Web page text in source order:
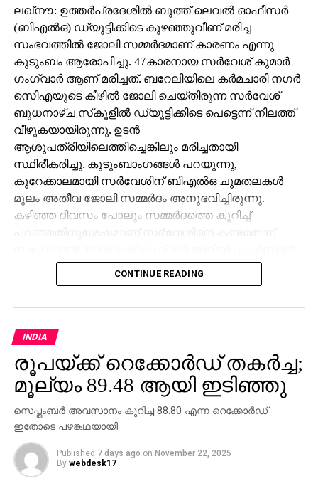
ലഖ്‌നൗ: ഉത്തര്‍പ്രദേശില്‍ ബൂത്ത് ലെവല്‍ ഓഫീസര്‍
(ബിഎല്‍ഒ) ഡ്യൂട്ടിക്കിടെ കുഴഞ്ഞുവീണ് മരിച്ച
സംഭവത്തില്‍ ജോലി സമ്മര്‍ദമാണ് കാരണം എന്നു
കുടുംബം ആരോപിച്ചു. 47കാരനായ സര്‍വേശ് കുമാര്‍
ഗംഗ്വാര്‍ ആണ് മരിച്ചത്. ബറേലിയിലെ കര്‍മചാരി നഗര്‍
സിെഎയുടെ കീഴില്‍ ജോലി ചെയ്തിരുന്ന സര്‍വേശ്
ബുധനാഴ്ച സ്‌കൂളില്‍ ഡ്യൂട്ടിക്കിടെ പെട്ടെന്ന് നിലത്ത്
വീഴുകയായിരുന്നു. ഉടന്‍
ആശുപത്രിയിലെത്തിച്ചെങ്കിലും മരിച്ചതായി
സ്ഥിരീകരിച്ചു. കുടുംബാംഗങ്ങള്‍ പറയുന്നു,
കുറേക്കാലമായി സര്‍വേശിന് ബിഎല്‍ഒ ചുമതലകള്‍
മൂലം അതീവ ജോലി സമ്മര്‍ദം അനുഭവിച്ചിരുന്നു.
കഴിഞ്ഞ ദിവസം പോലും സമ്മര്‍ദത്തെ കുറിച്ച്
ജോലി സമ്മര്‍ദമാണ് മരണകാരണമെന്ന് കുടുംബം
ആരോപിച്ചിട്ടും അത് ജില്ലാ ഭരണകൂടം നിഷേധിച്ചു.
ജോലിസമ്മര്‍ദം കണ്ടെത്താനായിട്ടില്ലെന്നുമാണ്
എസ്ഡിഎം പ്രമോദ് കുമാര്‍ പറഞ്ഞത്. മരണവുമായി
ബന്ധപ്പെട്ട കൂടുതല്‍ റിപ്പോര്‍ട്ടുകള്‍ ശേഖരിക്കാനായി
അന്വേഷണം തുടരുകയാണ്.
CONTINUE READING
INDIA
രൂപയ്ക്ക് റെക്കോര്‍ഡ് തകര്‍ച്ച;
മൂല്യം 89.48 ആയി ഇടിഞ്ഞു
സെപ്തംബര്‍ അവസാനം കുറിച്ച 88.80 എന്ന റെക്കോര്‍ഡ്
ഇതോടെ പഴങ്കഥയായി
Published 7 days ago on November 22, 2025
By webdesk17